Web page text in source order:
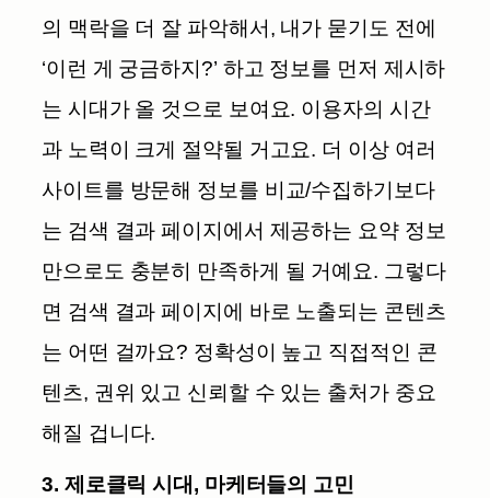
의 맥락을 더 잘 파악해서, 내가 묻기도 전에
‘이런 게 궁금하지?’ 하고 정보를 먼저 제시하
는 시대가 올 것으로 보여요. 이용자의 시간
과 노력이 크게 절약될 거고요. 더 이상 여러
사이트를 방문해 정보를 비교/수집하기보다
는 검색 결과 페이지에서 제공하는 요약 정보
만으로도 충분히 만족하게 될 거예요. 그렇다
면 검색 결과 페이지에 바로 노출되는 콘텐츠
는 어떤 걸까요? 정확성이 높고 직접적인 콘
텐츠, 권위 있고 신뢰할 수 있는 출처가 중요
해질 겁니다.
3. 제로클릭 시대, 마케터들의 고민